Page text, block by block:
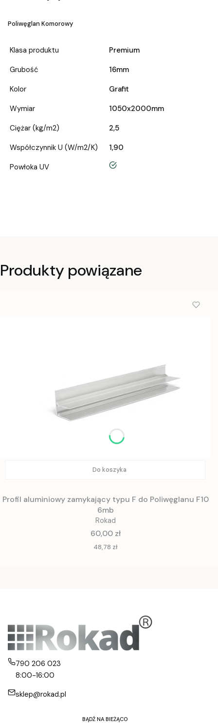
Poliwęglan Komorowy
Klasa produktu
Premium
Grubość
16mm
Kolor
Grafit
Wymiar
1050x2000mm
Ciężar (kg/m2)
2,5
Współczynnik U (W/m2/K)
1,90
Powłoka UV
tak
Produkty powiązane
Do koszyka
Profil aluminiowy zamykający typu F do Poliwęglanu F10
6mb
Rokad
Cena
60,00 zł
Cena
48,78 zł
790 206 023
8:00-16:00
sklep@rokad.pl
BĄDŹ NA BIEŻĄCO